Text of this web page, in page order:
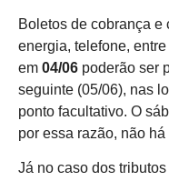
Boletos de cobrança e
energia, telefone,
em 04/06 poderão ser
seguinte (05/06), nas
ponto facultativo. O
por essa razão, não
Já no caso dos